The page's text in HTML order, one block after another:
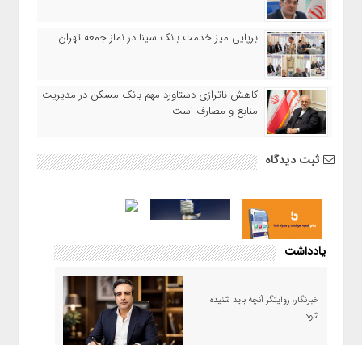
برپایی میز خدمت بانک سینا در نماز جمعه تهران
کاهش ناترازی دستاورد مهم بانک مسکن در مدیریت
منابع و مصارف است
ثبت دیدگاه
یادداشت
خبرنگار؛ روایتگر آنچه باید شنیده
شود